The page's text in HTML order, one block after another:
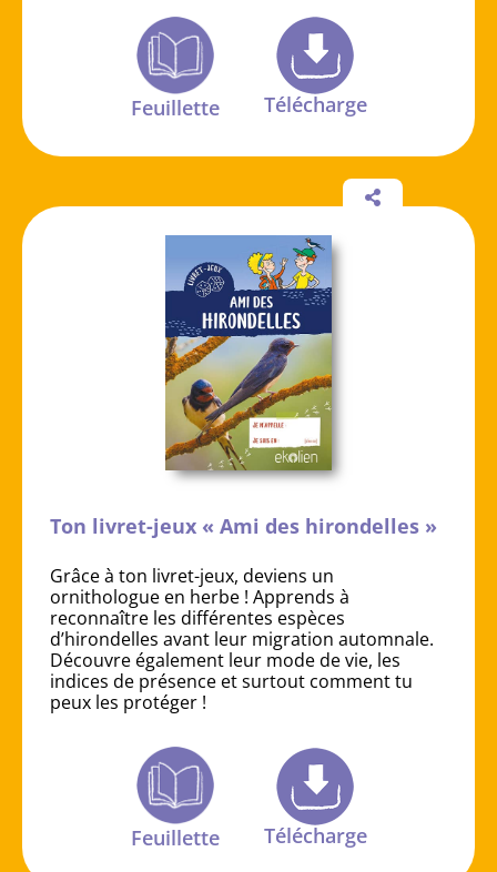
Feuillette Télécharge
Ton livret-jeux « Ami des hirondelles »
Grâce à ton livret-jeux, deviens un
ornithologue en herbe ! Apprends à
reconnaître les différentes espèces
d’hirondelles avant leur migration automnale.
Découvre également leur mode de vie, les
indices de présence et surtout comment tu
peux les protéger !
Feuillette Télécharge